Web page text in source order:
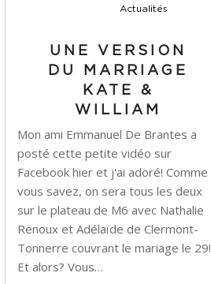
Actualités
UNE VERSION
DU MARRIAGE
KATE &
WILLIAM
Mon ami Emmanuel De Brantes a
posté cette petite vidéo sur
Facebook hier et j'ai adoré! Comme
vous savez, on sera tous les deux
sur le plateau de M6 avec Nathalie
Renoux et Adélaïde de Clermont-
Tonnerre couvrant le mariage le 29!
Et alors? Vous…